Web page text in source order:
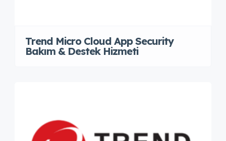
Trend Micro Cloud App Security
Bakım & Destek Hizmeti